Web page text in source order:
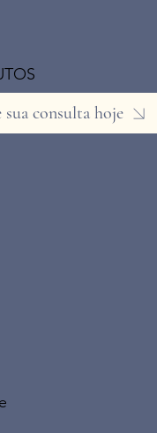
sua consulta hoje